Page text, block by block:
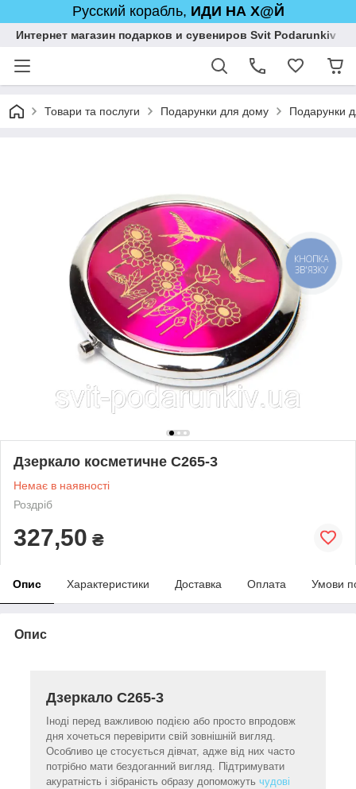
Русский корабль, ИДИ НА Х@Й
Интернет магазин подарков и сувениров Svit Podarunkiv
Товари та послуги Подарунки для дому Подарунки
Дзеркало косметичне C265-3
Немає в наявності
Роздріб
327,50 ₴
Опис Характеристики Доставка Оплата Умови
Опис
Дзеркало C265-3
Іноді перед важливою подією або просто впродовж
дня хочеться перевірити свій зовнішній вигляд.
Особливо це стосується дівчат, адже від них часто
потрібно мати бездоганний вигляд. Підтримувати
акуратність і зібраність образу допоможуть чудові
КНОПКА
ЗВ'ЯЗКУ